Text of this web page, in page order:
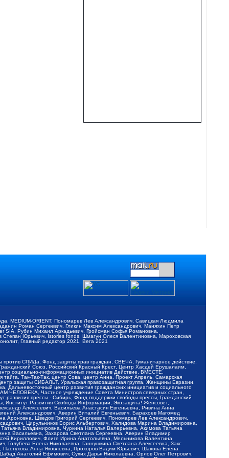
MEDIUM-ORIENT, Пономарев Лев Александрович, Савицкая Людмила
Роман Сергеевич, Гликин Максим Александрович, Маняхин Петр
Рубин Михаил Аркадьевич, Гройсман Софья Романовна,
Юрьевич, Istories fonds, Шмагун Олеся Валентиновна, Мароховская
Главный редактор 2021, Вега 2021
СПИДа, Фонд защиты прав граждан, СВЕЧА, Гуманитарное действие,
Союз, Российский Красный Крест, Центр Хасдей Ерушалаим,
социально-информационных инициатив Действие, ВМЕСТЕ,
Так-Так-Так, центр Сова, центр Анна, Проект Апрель, Самарская
защиты СИБАЛЬТ, Уральская правозащитная группа, Женщины Евразии,
Дальневосточный центр развития гражданских инициатив и социального
ЧЕЛОВЕКА, Частное учреждение Совета Министров северных стран,
прессы - Сибирь, Фонд поддержки свободы прессы, Гражданский
Институт Развития Свободы Информации, Экозащита!-Женсовет,
Алексеевич, Васильева Анастасия Евгеньевна, Ривина Анна
Александрович, Аверин Виталий Евгеньевич, Барахоев Магомед
Шведов Григорий Сергеевич, Пономарев Лев Александрович,
Цирульников Борис Альбертович, Халидова Марина Владимировна,
Владимировна, Чуркина Наталья Валерьевна, Акимова Татьяна
Васильевна, Захарова Светлана Сергеевна, Аверин Владимир
Кириллович, Флиге Ирина Анатольевна, Мельникова Валентина
Елена Николаевна, Ганнушкина Светлана Алексеевна, Закс
Анна Яковлевна, Прохоров Вадим Юрьевич, Шахова Елена
Анатолий Ефимович, Сухих Дарья Николаевна, Орлов Олег Петрович,